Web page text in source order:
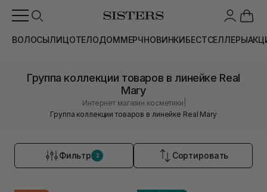
ВОЛОСЫЛИЦОТЕЛОДОММЕРЧНОВИНКИБЕСТСЕЛЛЕРЫ
Группа коллекции товаров в линейке Real
Mary
Интернет магазин косметики
Группа коллекции товаров в линейке Real Mary
Фильтр 2 Сортировать